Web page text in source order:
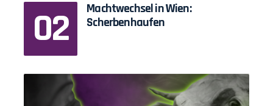
Machtwechsel in Wien:
Scherbenhaufen